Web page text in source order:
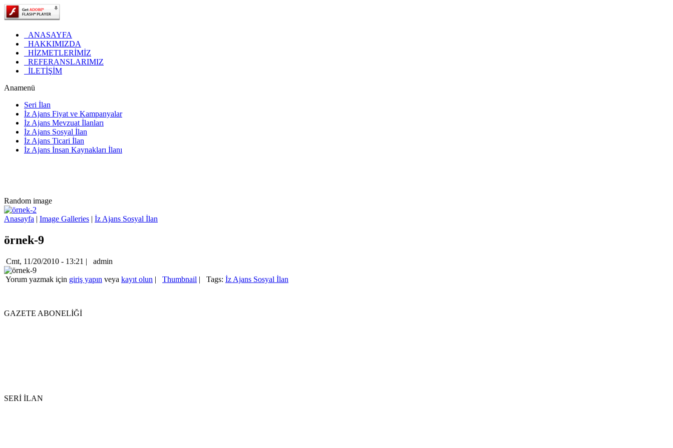
ANASAYFA
HAKKIMIZDA
HİZMETLERİMİZ
REFERANSLARIMIZ
İLETİŞİM
Anamenü
Seri İlan
İz Ajans Fiyat ve Kampanyalar
İz Ajans Mevzuat İlanları
İz Ajans Sosyal İlan
İz Ajans Ticari İlan
İz Ajans İnsan Kaynakları İlanı
Random image
Anasayfa | Image Galleries | İz Ajans Sosyal İlan
örnek-9
Cmt, 11/20/2010 - 13:21 | admin
Yorum yazmak için giriş yapın veya kayıt olun | Thumbnail | Tags: İz Ajans Sosyal İlan
GAZETE ABONELİĞİ
SERİ İLAN